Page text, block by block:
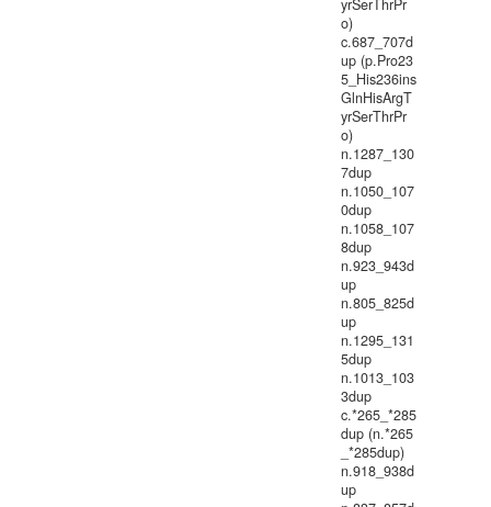
yrSerThrPr
o)
c.687_707d
up (p.Pro23
5_His236ins
GlnHisArgT
yrSerThrPr
o)
n.1287_130
7dup
n.1050_107
0dup
n.1058_107
8dup
n.923_943d
up
n.805_825d
up
n.1295_131
5dup
n.1013_103
3dup
c.*265_*285
dup (n.*265
_*285dup)
n.918_938d
up